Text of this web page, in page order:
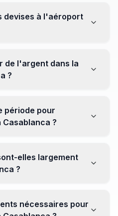
devises à l'aéroport
vous plutôt vers les
pour obtenir de meilleurs
de l'argent dans la
?
éviter les surprises.
période pour
?
pour maximiser la valeur
elles largement
?
monnaie locale peut être
nécessaires pour